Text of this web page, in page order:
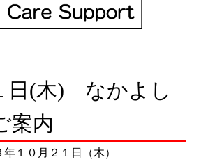
日(木) なかよし
案内
０月２１日（木）